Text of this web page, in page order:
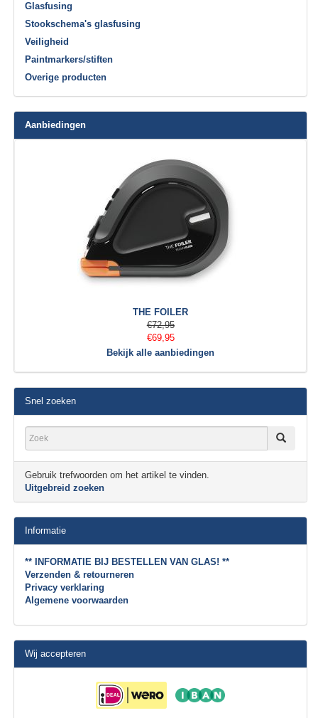
Glasfusing
Stookschema's glasfusing
Veiligheid
Paintmarkers/stiften
Overige producten
Aanbiedingen
THE FOILER
€72,95
€69,95
Bekijk alle aanbiedingen
Snel zoeken
Gebruik trefwoorden om het artikel te vinden.
Uitgebreid zoeken
Informatie
** INFORMATIE BIJ BESTELLEN VAN GLAS! **
Verzenden & retourneren
Privacy verklaring
Algemene voorwaarden
Wij accepteren